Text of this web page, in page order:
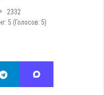
2332
5 (Голосов: 5)